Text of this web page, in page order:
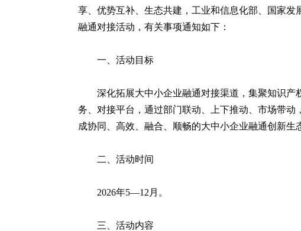
享、优势互补、生态共建，工业和信息化部、国家发
融通对接活动，有关事项通知如下：
一、活动目标
深化拓展大中小企业融通对接渠道，集聚知识
务、对接平台，通过部门联动、上下推动、市场带
成协同、高效、融合、顺畅的大中小企业融通创新
二、活动时间
2026年5—12月。
三、活动内容